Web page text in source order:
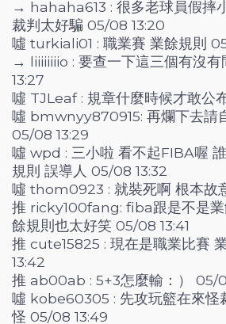
→ hahaha613 : 很多老球員假摔
裁判太好騙 05/08 13:20
噓 turkiali01 : 職業賽 業餘規則
→ liiiiiiiio : 要查一下這三個有沒
13:27
噓 TJLeaf : 規章什麼時候才敢公
噓 bmwnyy870915: 再爛下去請
05/08 13:29
噓 wpd : 三小啦 看不起FIBA喔
規則 誤導人 05/08 13:32
噓 thom0923 : 就裝死啊 根本故
推 ricky100fang: fiba跟是不是業
餘規則也太好笑 05/08 13:41
推 cute15825 : 現在是職業比賽
13:42
推 ab00ab : 5+3怎麼輸：） 05/
噓 kobe60305 : 先攻玩籃在來怪
怪 05/08 13:49